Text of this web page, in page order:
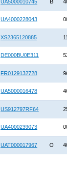
UA5000010745 B
UA4000228043
XS2365120885
DE000BU0E311
FR0129132728
UA5000016478
US912797RF64
UA4000239073
UAT000017967 O